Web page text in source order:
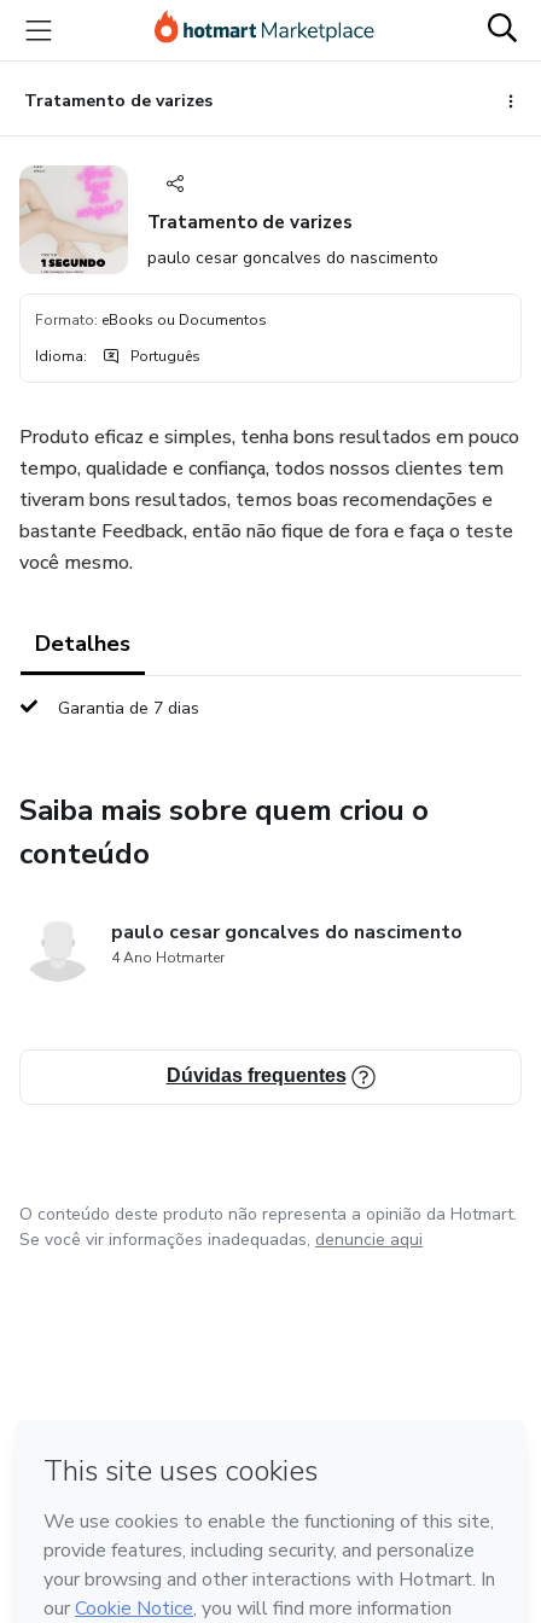
para
conteúdo
principal
para
pagamento
para
rodapé
Tratamento de varizes
Tratamento de varizes
paulo cesar goncalves do nascimento
Formato: eBooks ou Documentos
Idioma: Português
Produto eficaz e simples, tenha bons resultados em pouco
tempo, qualidade e confiança, todos nossos clientes tem
tiveram bons resultados, temos boas recomendações e
bastante Feedback, então não fique de fora e faça o teste
você mesmo.
Detalhes
Garantia de 7 dias
Saiba mais sobre quem criou o
conteúdo
paulo cesar goncalves do nascimento
4 Ano Hotmarter
Dúvidas frequentes
O conteúdo deste produto não representa a opinião da Hotmart.
Se você vir informações inadequadas, denuncie aqui
Feito com ❤ na Cidade do México
Conheça a Hotmart